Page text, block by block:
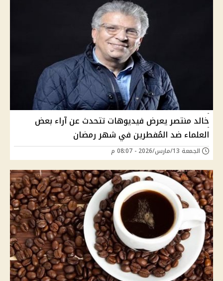
خالد منتصر يعرض فيديوهات تتحدث عن آراء بعض
العلماء ضد المُفطرين في شهر رمضان
الجمعة 13/مارس/2026 - 08:07 م